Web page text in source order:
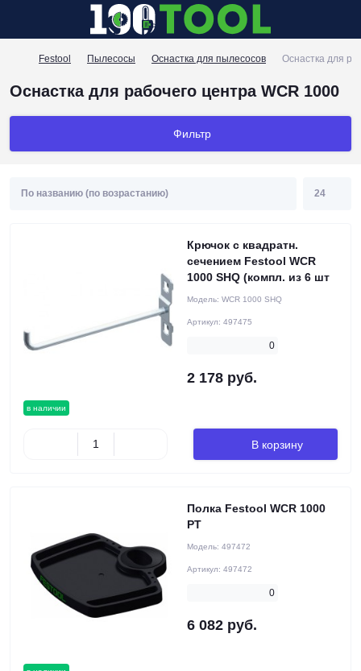
Festool Пылесосы Оснастка для пылесосов Оснастка для
Оснастка для рабочего центра WCR 1000
Фильтр
в наличии
Крючок с квадратн.
сечением Festool WCR
1000 SHQ (компл. из 6 шт
Модель: WCR 1000 SHQ
Артикул: 497475
0
2 178 руб.
В корзину
Полка Festool WCR 1000
PT
Модель: 497472
Артикул: 497472
0
6 082 руб.